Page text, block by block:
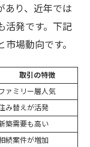
あり、近年では
活発です。下記
場動向です。
取引の特徴
ァミリー層人気
み替えが活発
築需要も高い
続案件が増加